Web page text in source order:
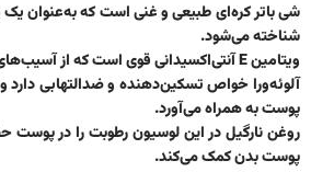
شی باتر کره‌ای طبیعی و غنی است که به‌عنوان
شناخته می‌شود.
ویتامین E آنتی‌اکسیدانی قوی است که از آسیب‌های پوستی جلوگیری می‌کند.
آلوئه‌ورا خواص تسکین‌دهنده و ضدالتهابی دارد
پوست به همراه می‌آورد.
روغن نارگیل در این لوسیون رطوبت را در پوست
پوست بدن کمک می‌کند.